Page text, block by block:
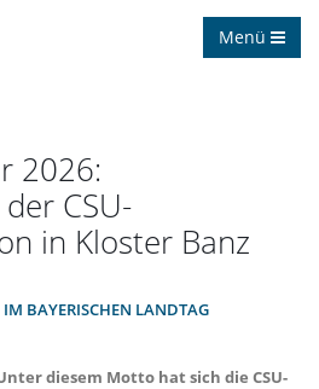
Menü
2026:
CSU-
in Kloster Banz
BAYERISCHEN LANDTAG
diesem Motto hat sich die CSU-